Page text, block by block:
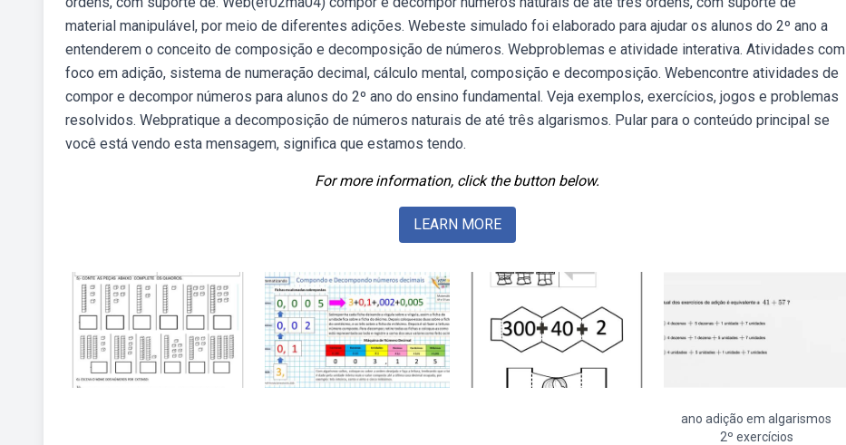
material manipulável, por meio de diferentes adições. Webeste simulado foi elaborado para ajudar os alunos do 2º ano a
entenderem o conceito de composição e decomposição de números. Webproblemas e atividade interativa. Atividades com
foco em adição, sistema de numeração decimal, cálculo mental, composição e decomposição. Webencontre atividades de
compor e decompor números para alunos do 2º ano do ensino fundamental. Veja exemplos, exercícios, jogos e problemas
resolvidos. Webpratique a decomposição de números naturais de até três algarismos. Pular para o conteúdo principal se
você está vendo esta mensagem, significa que estamos tendo.
For more information, click the button below.
LEARN MORE
ano adição em algarismos
2º exercícios